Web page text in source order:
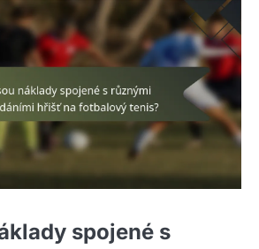
spojené s